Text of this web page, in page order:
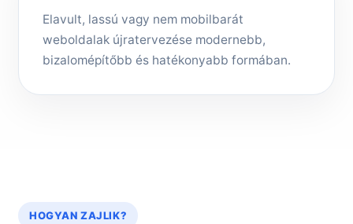
Elavult, lassú vagy nem mobilbarát
weboldalak újratervezése modernebb,
bizalomépítőbb és hatékonyabb formában.
HOGYAN ZAJLIK?